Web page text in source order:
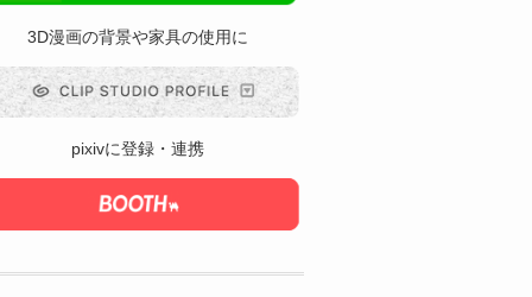
3D漫画の背景や家具の使用に
pixivに登録・連携